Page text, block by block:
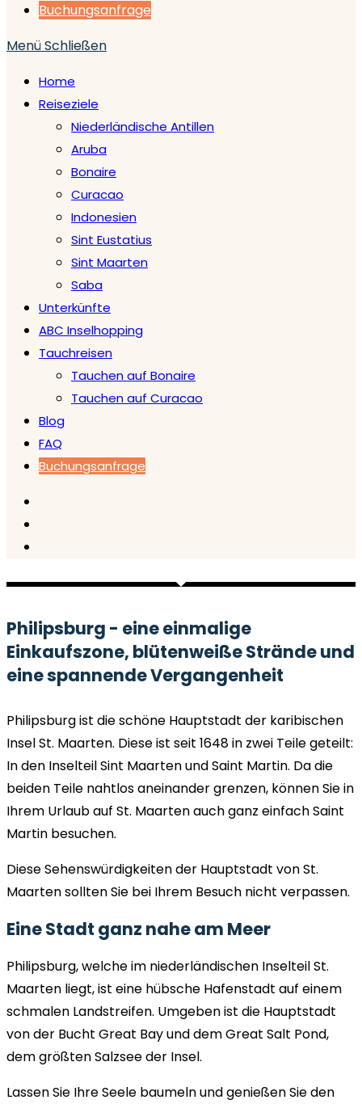
Buchungsanfrage
MenüSchließen
Home
Reiseziele
Niederländische Antillen
Aruba
Bonaire
Curacao
Indonesien
Sint Eustatius
Sint Maarten
Saba
Unterkünfte
ABC Inselhopping
Tauchreisen
Tauchen auf Bonaire
Tauchen auf Curacao
Blog
FAQ
Buchungsanfrage
Philipsburg - eine einmalige
Einkaufszone, blütenweiße Strände und
eine spannende Vergangenheit
Philipsburg ist die schöne Hauptstadt der karibischen
Insel St. Maarten. Diese ist seit 1648 in zwei Teile geteilt:
In den Inselteil Sint Maarten und Saint Martin. Da die
beiden Teile nahtlos aneinander grenzen, können Sie in
Ihrem Urlaub auf St. Maarten auch ganz einfach Saint
Martin besuchen.
Diese Sehenswürdigkeiten der Hauptstadt von St.
Maarten sollten Sie bei Ihrem Besuch nicht verpassen.
Eine Stadt ganz nahe am Meer
Philipsburg, welche im niederländischen Inselteil St.
Maarten liegt, ist eine hübsche Hafenstadt auf einem
schmalen Landstreifen. Umgeben ist die Hauptstadt
von der Bucht Great Bay und dem Great Salt Pond,
dem größten Salzsee der Insel.
Lassen Sie Ihre Seele baumeln und genießen Sie den